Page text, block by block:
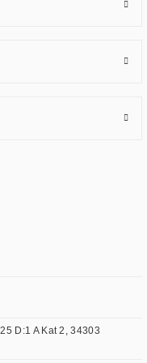
D:1 A Kat 2, 34303